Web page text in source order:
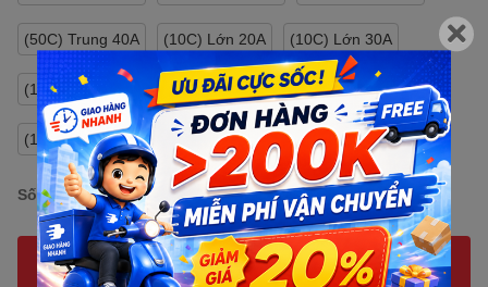
(50C) Trung 40A (10C) Lớn 20A (10C) Lớn 30A
(10C) Lớn 40A (10C) Lớn 50A (10C) Lớn 60A
(10C) Lớn 70A (10C) Lớn 80A (10C) Lớn 100A
Số lượng:
MUA NGAY